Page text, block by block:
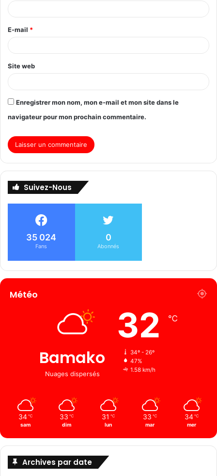
E-mail *
Site web
Enregistrer mon nom, mon e-mail et mon site dans le
navigateur pour mon prochain commentaire.
Suivez-Nous
35 024
Fans
0
Abonnés
Météo
Bamako
Nuages ​​dispersés
32 ℃
34º - 26º
47%
1.58 km/h
34 ℃
sam
33 ℃
dim
31 ℃
lun
33 ℃
mar
34 ℃
mer
Archives par date